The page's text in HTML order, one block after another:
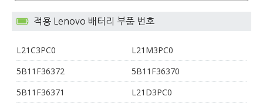
적용 Lenovo 배터리 부품 번호
L21C3PC0
L21M3PC0
5B11F36372
5B11F36370
5B11F36371
L21D3PC0